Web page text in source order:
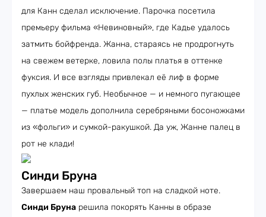
для Канн сделал исключение. Парочка посетила
премьеру фильма «Невиновный», где Кадье удалось
затмить бойфренда. Жанна, стараясь не продрогнуть
на свежем ветерке, ловила полы платья в оттенке
фуксия. И все взгляды привлекал её лиф в форме
пухлых женских губ. Необычное — и немного пугающее
— платье модель дополнила серебряными босоножками
из «фольги» и сумкой-ракушкой. Да уж, Жанне палец в
рот не клади!
Синди Бруна
Завершаем наш провальный топ на сладкой ноте.
Синди Бруна решила покорять Канны в образе